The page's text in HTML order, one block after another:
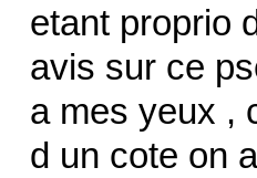
etant proprio
avis sur ce
a mes yeux ,
d un cote on